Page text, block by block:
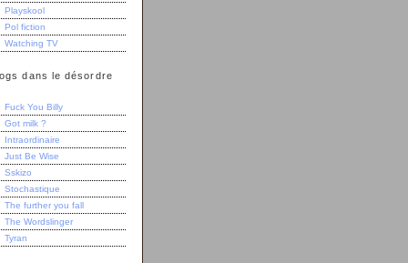
Playskool
Pol fiction
Watching TV
dans le désordre
Fuck You Billy
Got milk ?
Intraordinaire
Just Be Wise
Sskizo
Stochastique
The further you fall
The Wordslinger
Tyran